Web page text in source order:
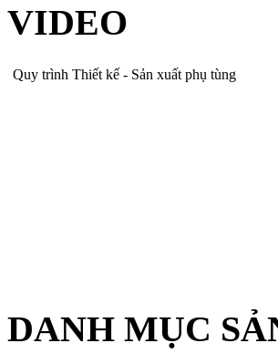
VIDEO
Quy trình Thiết kế - Sản xuất phụ tùng
DANH MỤC